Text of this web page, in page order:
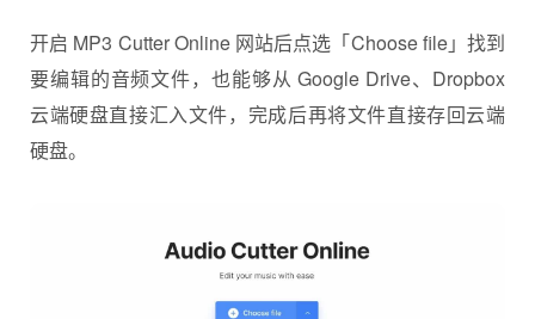
开启 MP3 Cutter Online 网站后点选「Choose file」找到
要编辑的音频文件，也能够从 Google Drive、Dropbox
云端硬盘直接汇入文件，完成后再将文件直接存回云端
硬盘。